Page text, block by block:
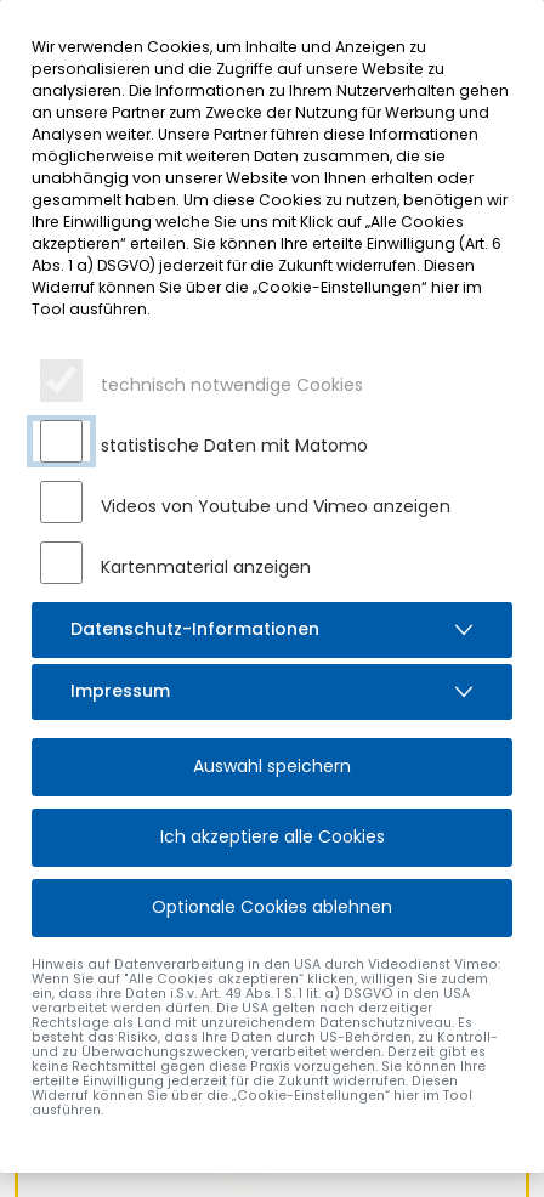
Inhalt der Seite anspringen
Informationen undMENÜ
SERVICE
BÜRGERSERVICE
Service und Verwaltung im Markt Sulzberg
Als moderne Verwaltung sind wir stets bemüht, unseren
Service für Sie kontinuierlich zu optimieren und zu
relevanten Informationen übersichtlich für Sie
zusammengefasst.
Durch Anklicken des jeweiligen Links gelangen Sie zu allen
weiteren Informationen und Kontaktdaten der jeweiligen
Ansprechpartner.
Wir verwenden Cookies, um Inhalte und Anzeigen zu
personalisieren und die Zugriffe auf unsere Website zu
analysieren. Die Informationen zu Ihrem Nutzerverhalten gehen
an unsere Partner zum Zwecke der Nutzung für Werbung und
Analysen weiter. Unsere Partner führen diese Informationen
möglicherweise mit weiteren Daten zusammen, die sie
unabhängig von unserer Website von Ihnen erhalten oder
gesammelt haben. Um diese Cookies zu nutzen, benötigen wir
Ihre Einwilligung welche Sie uns mit Klick auf „Alle Cookies
akzeptieren“ erteilen. Sie können Ihre erteilte Einwilligung (Art. 6
Abs. 1 a) DSGVO) jederzeit für die Zukunft widerrufen. Diesen
Widerruf können Sie über die „Cookie-Einstellungen“ hier im
Tool ausführen.
technisch notwendige Cookies
statistische Daten mit Matomo
Videos von Youtube und Vimeo anzeigen
Kartenmaterial anzeigen
Datenschutz-Informationen
Impressum
Auswahl speichern
Ich akzeptiere alle Cookies
Optionale Cookies ablehnen
Hinweis auf Datenverarbeitung in den USA durch Videodienst Vimeo:
Wenn Sie auf "Alle Cookies akzeptieren“ klicken, willigen Sie zudem
ein, dass ihre Daten i.S.v. Art. 49 Abs. 1 S. 1 lit. a) DSGVO in den USA
verarbeitet werden dürfen. Die USA gelten nach derzeitiger
Rechtslage als Land mit unzureichendem Datenschutzniveau. Es
besteht das Risiko, dass Ihre Daten durch US-Behörden, zu Kontroll-
und zu Überwachungszwecken, verarbeitet werden. Derzeit gibt es
keine Rechtsmittel gegen diese Praxis vorzugehen. Sie können Ihre
erteilte Einwilligung jederzeit für die Zukunft widerrufen. Diesen
Widerruf können Sie über die „Cookie-Einstellungen“ hier im Tool
ausführen.